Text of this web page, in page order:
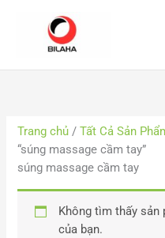
Trang chủ /Tất Cả Sản
“súng massage cầm tay”
súng massage cầm tay
Không tìm thấy
của bạn.